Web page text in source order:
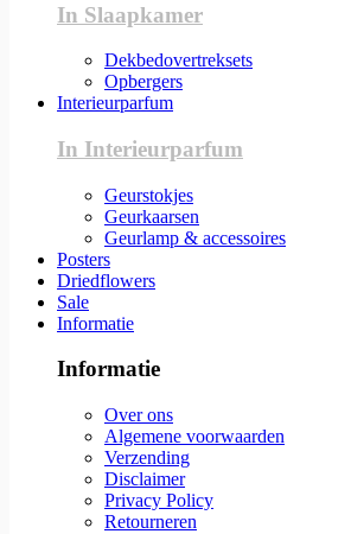
In Slaapkamer
Dekbedovertreksets
Opbergers
Interieurparfum
In Interieurparfum
Geurstokjes
Geurkaarsen
Geurlamp & accessoires
Posters
Driedflowers
Sale
Informatie
Informatie
Over ons
Algemene voorwaarden
Verzending
Disclaimer
Privacy Policy
Retourneren